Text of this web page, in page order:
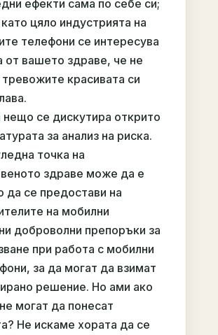
ефекти сама по себе си;
цяло индустрията на
телефони се интересува
от вашето здраве, че не
тревожите красивата си
нещо се дискутира открито
за анализ на риска.
точка на
здраве може да е
да се предостави на
на мобилни
доброволни препоръки за
при работа с мобилни
за да могат да взимат
решение. Но ами ако
могат да понесат
Не искаме хората да се